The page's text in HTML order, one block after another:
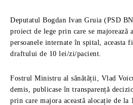
Deputatul Bogdan Ivan Gruia (PSD
proiect de lege prin care se majorează
persoanele internate în spital, aceasta
draftului de 10 lei/zi/pacient.
Fostrul Ministru al sănătății, Vlad
demis, publicase în transparență
prin care majora această alocație de